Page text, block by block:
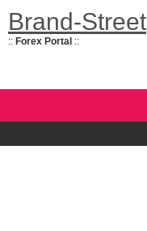
Brand-Street
:: Forex Portal ::